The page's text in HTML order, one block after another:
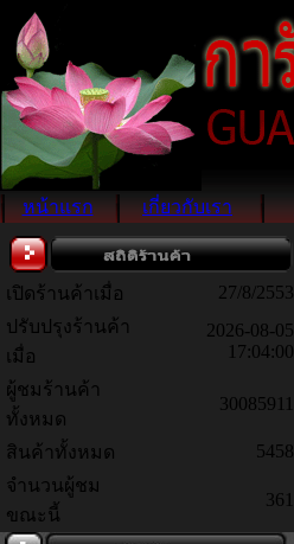
หน้าแรก เกี่ยวกับเรา
เปิดร้านค้าเมื่อ
27/8/2553
ปรับปรุงร้านค้า
เมื่อ
2026-08-05
17:04:00
ผู้ชมร้านค้า
ทั้งหมด
30085911
สินค้าทั้งหมด
5458
จำนวนผู้ชม
ขณะนี้
361